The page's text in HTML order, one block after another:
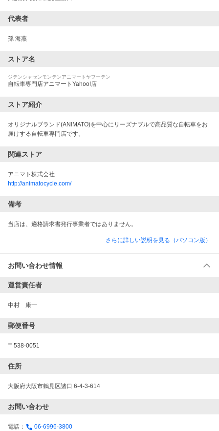
代表者
孫 海燕
ストア名
ジテンシャセンモンテンアニマートヤフーテン
自転車専門店アニマートYahoo!店
ストア紹介
オリジナルブランド(ANIMATO)を中心にリーズナブルで高品質な自転車をお
届けする自転車専門店です。
関連ストア
アニマト株式会社
http://animatocycle.com/
備考
当店は、適格請求書発行事業者ではありません。
さらに詳しい説明を見る（パソコン版）
お問い合わせ情報
運営責任者
中村　康一
郵便番号
〒538-0051
住所
大阪府大阪市鶴見区諸口 6-4-3-614
お問い合わせ
電話：
06-6996-3800